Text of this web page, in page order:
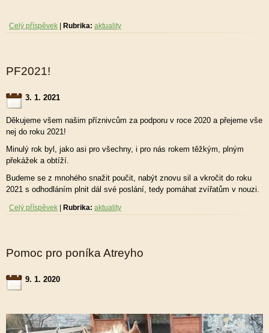
Celý příspěvek Rubrika: aktuality
PF2021!
3. 1. 2021
Děkujeme všem našim příznivcům za podporu v roce 2020 a přejeme vše
nej do roku 2021!
Minulý rok byl, jako asi pro všechny, i pro nás rokem těžkým, plným
překážek a obtíží.
Budeme se z mnohého snažit poučit, nabýt znovu sil a vkročit do roku
2021 s odhodláním plnit dál své poslání, tedy pomáhat zvířatům v nouzi.
Celý příspěvek Rubrika: aktuality
Pomoc pro poníka Atreyho
9. 1. 2020